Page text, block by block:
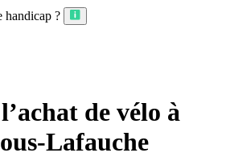
handicap ?
de vélo à
Lafauche